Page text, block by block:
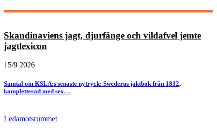
Skandinaviens jagt, djurfänge och vildafvel jemte
jagtlexicon
15/9 2026
Samtal om KSLA:s senaste nytryck: Swederus jaktbok från 1832,
kompletterad med sex…
Ledamotsrummet